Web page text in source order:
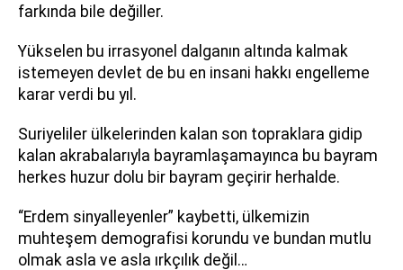
farkında bile değiller.
Yükselen bu irrasyonel dalganın altında kalmak
istemeyen devlet de bu en insani hakkı engelleme
karar verdi bu yıl.
Suriyeliler ülkelerinden kalan son topraklara gidip
kalan akrabalarıyla bayramlaşamayınca bu bayram
herkes huzur dolu bir bayram geçirir herhalde.
“Erdem sinyalleyenler” kaybetti, ülkemizin
muhteşem demografisi korundu ve bundan mutlu
olmak asla ve asla ırkçılık değil…